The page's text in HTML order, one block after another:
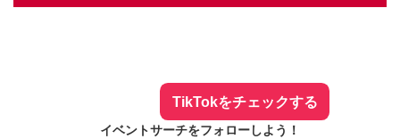
TikTokをチェックする
イベントサーチをフォローしよう！